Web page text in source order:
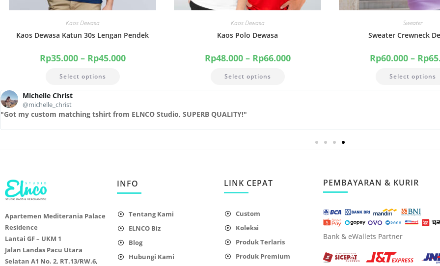
Kaos Dewasa
Kaos Dewasa Katun 30s Lengan Pendek
Rp35.000 – Rp45.000
Select options
Kaos Dewasa
Kaos Polo Dewasa
Rp48.000 – Rp66.000
Select options
Sweater
Sweater Crewneck
Rp60.000 – Rp
Select options
Michelle Christ
@michelle_christ
"Got my custom matching tshirt from ELNCO Studio, SUPERB QUALITY!"
Apartemen Mediterania Palace
Residence
Lantai GF – UKM 1
Jalan Landas Pacu Utara
Selatan A1 No. 2, RT.13/RW.6,
INFO
Tentang Kami
ELNCO Biz
Blog
Hubungi Kami
LINK CEPAT
Custom
Koleksi
Produk Terlaris
Produk Premium
PEMBAYARAN & KURIR
Bank & eWallets Partner